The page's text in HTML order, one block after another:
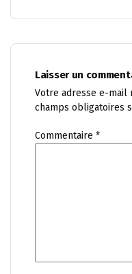
Laisser un
Votre adresse e-mail
champs obligatoires
Commentaire *